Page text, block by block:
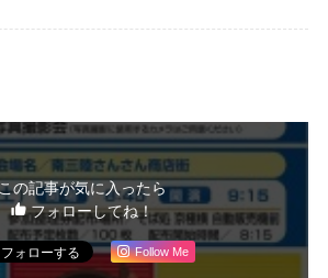
この記事が気に入ったら
フォローしてね！
Follow Me